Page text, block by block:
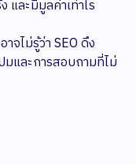
และมีมูลค่าเท่าไร
จไม่รู้ว่า SEO ดึง
และการสอบถามที่ไม่